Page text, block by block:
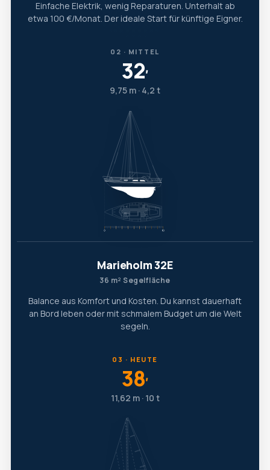
Einfache Elektrik, wenig Reparaturen. Unterhalt ab
etwa 100 €/Monat. Der ideale Start für künftige Eigner.
02 · MITTEL
32′
9,75 m · 4,2 t
Marieholm 32E
36 m² Segelfläche
Balance aus Komfort und Kosten. Du kannst dauerhaft
an Bord leben oder mit schmalem Budget um die Welt
segeln.
03 · HEUTE
38′
11,62 m · 10 t